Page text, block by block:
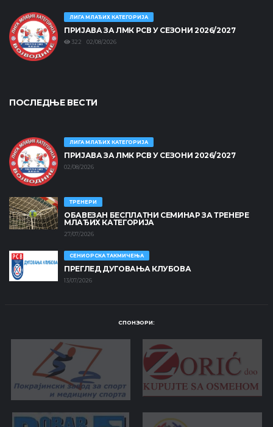
ЛИГА МЛАЂИХ КАТЕГОРИЈА
ПРИЈАВА ЗА ЛМК РСВ У СЕЗОНИ 2026/2027
322 02/08/2026
ПОСЛЕДЊЕ ВЕСТИ
ЛИГА МЛАЂИХ КАТЕГОРИЈА
ПРИЈАВА ЗА ЛМК РСВ У СЕЗОНИ 2026/2027
02/08/2026
ТРЕНЕРИ
ОБАВЕЗАН БЕСПЛАТНИ СЕМИНАР ЗА ТРЕНЕРЕ
МЛАЂИХ КАТЕГОРИЈА
27/07/2026
СЕНИОРСКА ТАКМИЧЕЊА
ПРЕГЛЕД ДУГОВАЊА КЛУБОВА
13/07/2026
СПОНЗОРИ: